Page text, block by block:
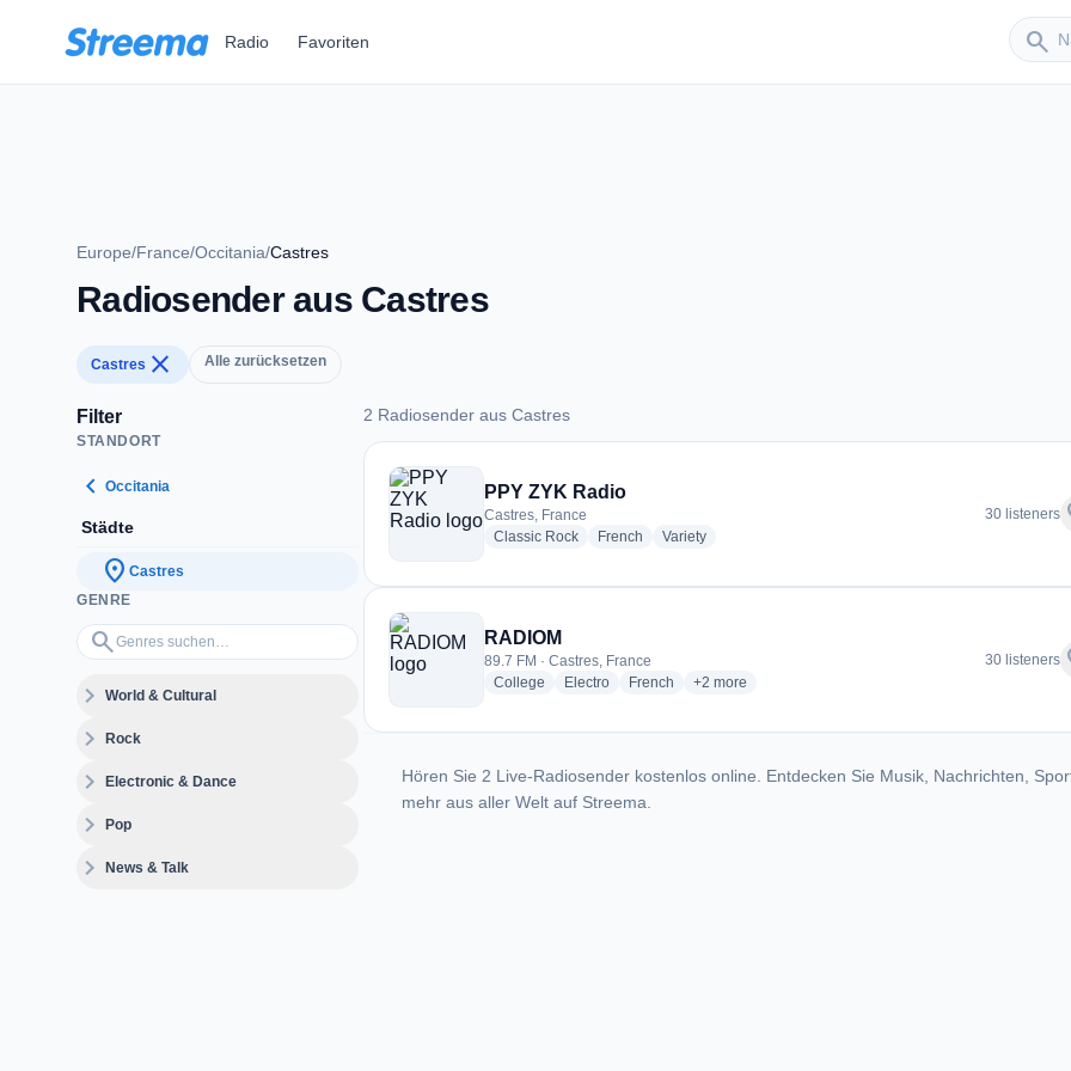
Radio Favoriten search
Sender
Europe/France/Occitania/Castres
Radiosender aus Castres
Castres close Alle zurücksetzen
Filter
STANDORT
chevron_left Occitania
Städte
location_on Castres
GENRE
search
Genres suchen…
expand_moreWorld & Cultural
expand_moreRock
expand_moreElectronic & Dance
expand_morePop
expand_moreNews & Talk
2 Radiosender aus Castres
2 Radiosender aus Castres
PPY ZYK Radio
Castres, France
Classic Rockradio stations
French radio stations
Varietyradio stations
30 listeners
RADIOM
89.7 FM · Castres, France
College radio stations
Electroradio stations
French radio stations
+2 more genres for RADIOM
more
30 listeners
Hören Sie 2 Live-Radiosender kostenlos online. Entdecken Sie Musik, Nachrichten,
mehr aus aller Welt auf Streema.